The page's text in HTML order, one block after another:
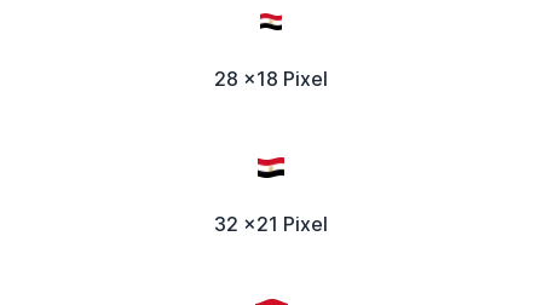
28 x18 Pixel
32 x21 Pixel